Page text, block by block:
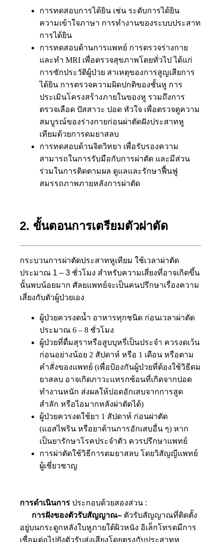
การทดสอบการได้ยิน เช่น ระดับการได้ยิน
ความเข้าใจภาษา การทำงานของระบบประสาท
การได้ยิน
การทดสอบด้านการแพทย์ การตรวจร่างกาย
และทำ MRI เพื่อตรวจสุขภาพโดยทั่วไป ได้แก่
การซักประวัติผู้ป่วย สาเหตุของการสูญเสียการ
ได้ยิน การตรวจความผิดปกติของชั้นหู การ
ประเมินโครงสร้างภายในของหู รวมถึงการ
ตรวจเลือด ปัสสาวะ ปอด หัวใจ เพื่อตรวจดูความ
สมบูรณ์ของร่างกายก่อนผ่าตัดฝังประสาทหู
เทียมด้วยการดมยาสลบ
การทดสอบด้านจิตวิทยา เพื่อรับรองความ
สามารถในการรับมือกับการผ่าตัด และมีส่วน
ร่วมในการติดตามผล ดูแลและรักษาฟื้นฟู
สมรรถภาพภายหลังการผ่าตัด
2. ขั้นตอนการเตรียมตัวผ่าตัด
กระบวนการผ่าตัดประสาทหูเทียม ใช้เวลาผ่าตัด
ประมาณ 1 – 3 ชั่วโมง สำหรับความเสี่ยงที่อาจเกิดขึ้น
นั้นพบน้อยมาก ศัลยแพทย์จะเป็นคนปรึกษาเรื่องความ
เสี่ยงกับตัวผู้ป่วยเอง
ผู้ป่วยควรงดน้ำ อาหารทุกชนิด ก่อนเวลาผ่าตัด
ประมาณ 6 – 8 ชั่วโมง
ผู้ป่วยที่ดื่มสุราหรือสูบบุหรี่เป็นประจำ ควรงดเว้น
ก่อนอย่างน้อย 2 สัปดาห์ หรือ 1 เดือน หรือตาม
คำสั่งของแพทย์ (เพื่อป้องกันผู้ป่วยที่ต้องใช้วิธีดม
ยาสลบ อาจเกิดภาวะแทรกซ้อนที่เกิดจากปอด
ทำงานหนัก ส่งผลให้ปอดอักเสบจากการสูด
สำลัก หรือไอมากหลังผ่าตัดได้)
ผู้ป่วยควรงดใช้ยา 1 สัปดาห์ ก่อนผ่าตัด
(แอสไพริน หรือยาต้านการอักเสบอื่น ๆ) หาก
เป็นยารักษาโรคประจำตัว ควรปรึกษาแพทย์
การผ่าตัดใช้วิธีการดมยาสลบ โดยวิสัญญีแพทย์
ผู้เชี่ยวชาญ
การดำเนินการประกอบด้วยสองส่วน :
การฝังของตัวรับสัญญาณ– ตัวรับสัญญาณที่ติดตั้ง
อยู่บนกระดูกหลังใบหูภายใต้ผิวหนัง อิเล็กโทรดมีการ
เชื่อมต่อไปยังตัวรับส่งเสียงโดยตรงกับประสาทหู